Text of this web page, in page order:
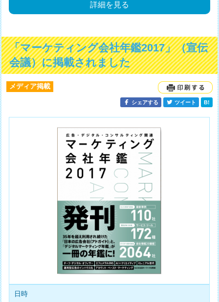
詳細を見る
「マーケティング会社年鑑2017」（宣伝
会議）に掲載されました
メディア掲載
シェアする ツイート B!
日時